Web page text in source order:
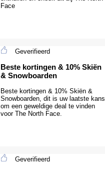
Face
Geverifieerd
Beste kortingen & 10% Skiën
& Snowboarden
Beste kortingen & 10% Skiën &
Snowboarden, dit is uw laatste kans
om een geweldige deal te vinden
voor The North Face.
Geverifieerd